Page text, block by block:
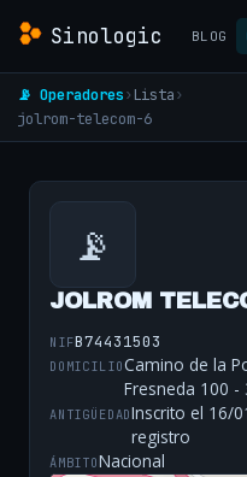
Sinologic BLOG
📡 Operadores› Lista›
jolrom-telecom-6
📡
JOLROM
NIFB74431503
DOMICILIOCamino de la
Fresneda 100 -
ANTIGÜEDADInscrito el 16/
registro
ÁMBITONacional